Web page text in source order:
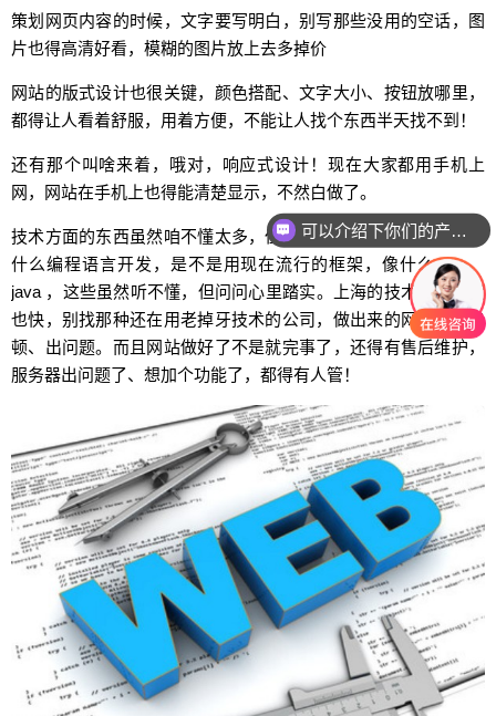
策划网页内容的时候，文字要写明白，别写那些没用的空话，图
片也得高清好看，模糊的图片放上去多掉价
网站的版式设计也很关键，颜色搭配、文字大小、按钮放哪里，
都得让人看着舒服，用着方便，不能让人找个东西半天找不到！
还有那个叫啥来着，哦对，响应式设计！现在大家都用手机上
网，网站在手机上也得能清楚显示，不然白做了。
技术方面的东西虽然咱不懂太多，但也得稍微了解一点。比如用
什么编程语言开发，是不是用现在流行的框架，像什么 php、
java ，这些虽然听不懂，但问问心里踏实。上海的技术更新换代
也快，别找那种还在用老掉牙技术的公司，做出来的网站容易卡
顿、出问题。而且网站做好了不是就完事了，还得有售后维护，
服务器出问题了、想加个功能了，都得有人管！